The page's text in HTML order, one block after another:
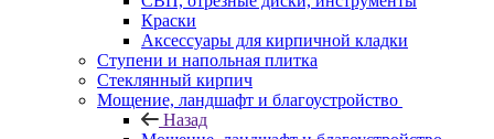
Краски
Аксессуары для кирпичной кладки
Ступени и напольная плитка
Cтеклянный кирпич
Мощение, ландшафт и благоустройство
Назад